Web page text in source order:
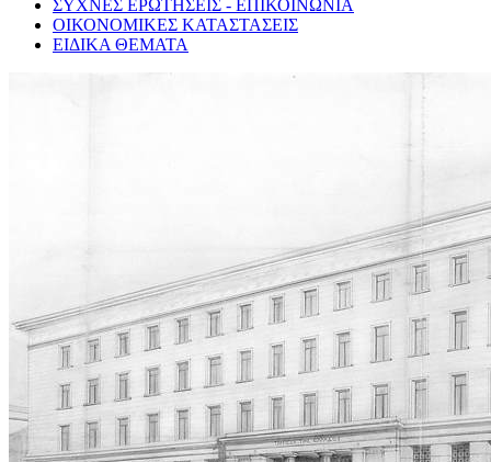
ΣΥΧΝΕΣ ΕΡΩΤΗΣΕΙΣ - ΕΠΙΚΟΙΝΩΝΙΑ
ΟΙΚΟΝΟΜΙΚΕΣ ΚΑΤΑΣΤΑΣΕΙΣ
ΕΙΔΙΚΑ ΘΕΜΑΤΑ